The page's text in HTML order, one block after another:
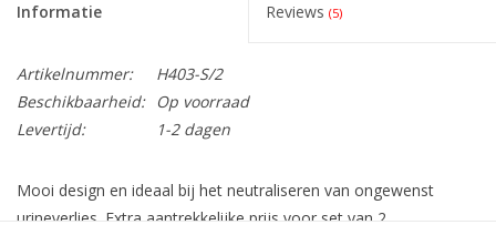
Informatie Reviews (5)
Artikelnummer:
H403-S/2
Beschikbaarheid:
Op voorraad
Levertijd:
1-2 dagen
Mooi design en ideaal bij het neutraliseren van ongewenst
urineverlies. Extra aantrekkelijke prijs voor set van 2